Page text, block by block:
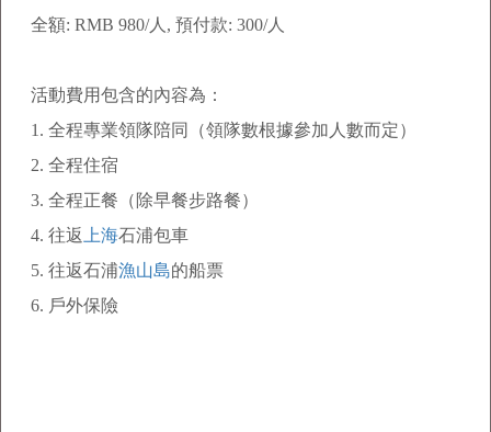
全額: RMB 980/人 , 預付款: 300/人
活動費用包含的內容為：
1. 全程專業領隊陪同（領隊數根據參加人數而定）
2. 全程住宿
3. 全程正餐（除早餐步路餐）
4. 往返 上海石浦包車
5. 往返石浦漁山島的船票
6. 戶外保險